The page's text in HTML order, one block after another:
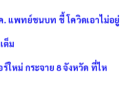
. แพทย์ชนบท ชี้ โควิดเอาไม่อยู่
ต็ม
ร์ใหม่ กระจาย 8 จังหวัด ที่ไห